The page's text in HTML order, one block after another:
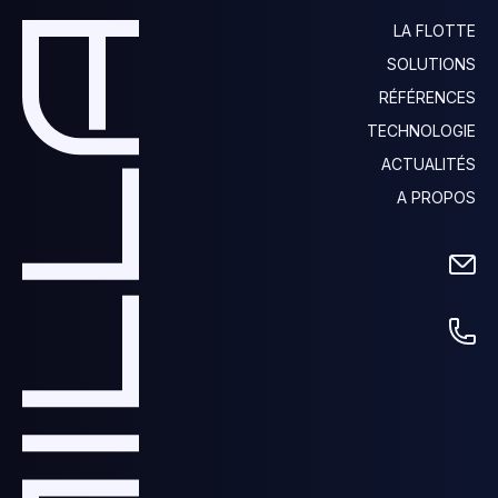
LA FLOTTE
SOLUTIONS
RÉFÉRENCES
TECHNOLOGIE
ACTUALITÉS
A PROPOS